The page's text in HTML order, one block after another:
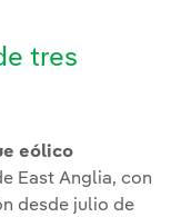
tres
eólico
East Anglia, con
desde julio de